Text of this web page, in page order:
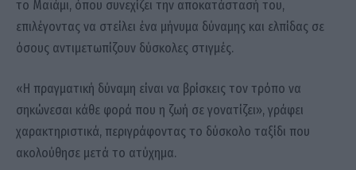
το Μαϊάμι, όπου συνεχίζει την αποκατάστασή του,
επιλέγοντας να στείλει ένα μήνυμα δύναμης και ελπίδας σε
όσους αντιμετωπίζουν δύσκολες στιγμές.
«Η πραγματική δύναμη είναι να βρίσκεις τον τρόπο να
σηκώνεσαι κάθε φορά που η ζωή σε γονατίζει», γράφει
χαρακτηριστικά, περιγράφοντας το δύσκολο ταξίδι που
ακολούθησε μετά το ατύχημα.